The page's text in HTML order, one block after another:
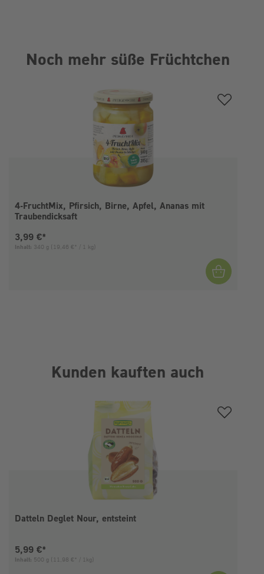
Noch mehr süße Früchtchen
4-FruchtMix, Pfirsich, Birne, Apfel, Ananas mit
Traubendicksaft
Aktueller Preis:
3,99 €*
Inhalt: 340 g (19,46 €* / 1 kg)
Kunden kauften auch
Datteln Deglet Nour, entsteint
Aktueller Preis:
5,99 €*
Inhalt: 500 g (11,98 €* / 1kg)